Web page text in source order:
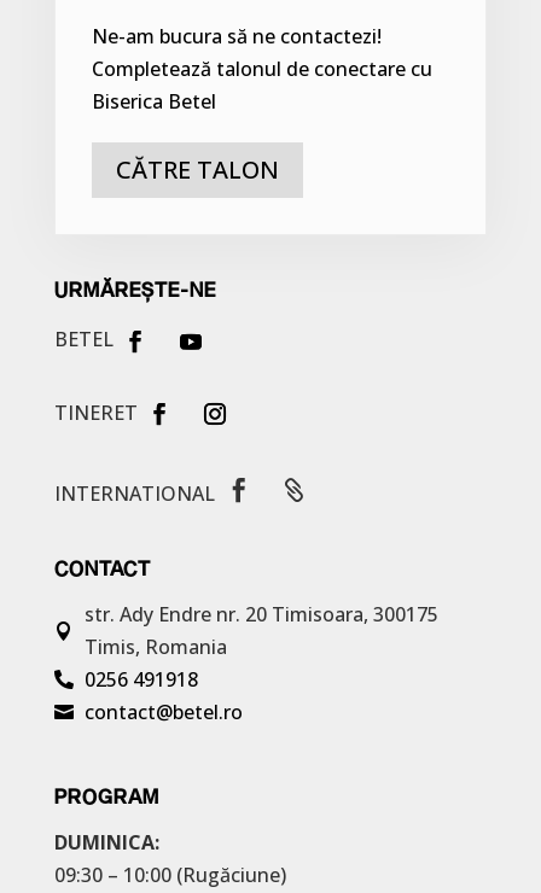
Ne-am bucura să ne contactezi!
Completează talonul de conectare cu
Biserica Betel
CĂTRE TALON
URMĂREȘTE-NE
BETEL
TINERET
INTERNATIONAL  
CONTACT

str. Ady Endre nr. 20 Timisoara, 300175
Timis, Romania
 0256 491918
 contact@betel.ro
PROGRAM
DUMINICA:
09:30 – 10:00 (Rugăciune)